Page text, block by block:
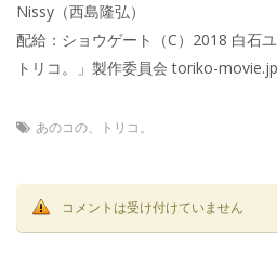
Nissy（西島隆弘）
配給：ショウゲート（C）2018 白石
トリコ。」製作委員会 toriko-movie.jp
あのコの、トリコ。
コメントは受け付けていません